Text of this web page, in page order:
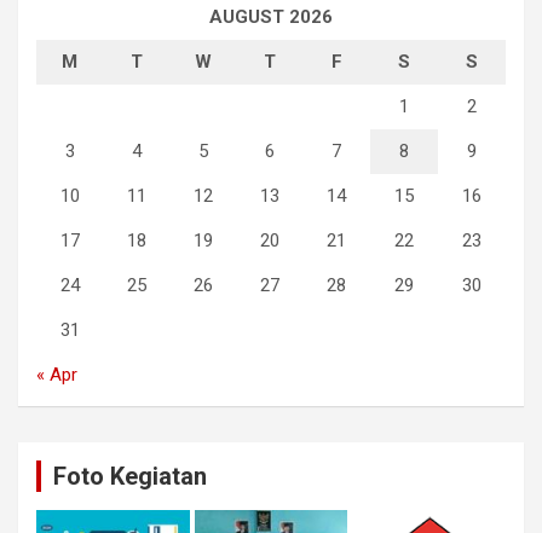
AUGUST 2026
M T W T F S S
1 2
3 4 5 6 7 8 9
10 11 12 13 14 15 16
17 18 19 20 21 22 23
24 25 26 27 28 29 30
31
« Apr
Foto Kegiatan